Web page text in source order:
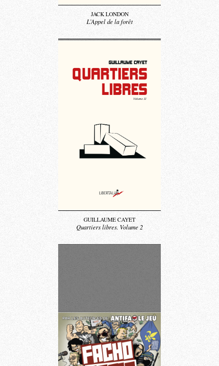
JACK LONDON
L’Appel de la forêt
GUILLAUME CAYET
Quartiers libres. Volume 2